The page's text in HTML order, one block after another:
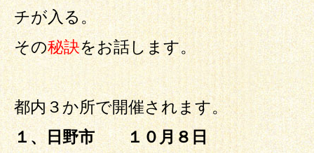
チが入る。
その秘訣をお話します。
都内３か所で開催されます。
１、日野市 １０月８日